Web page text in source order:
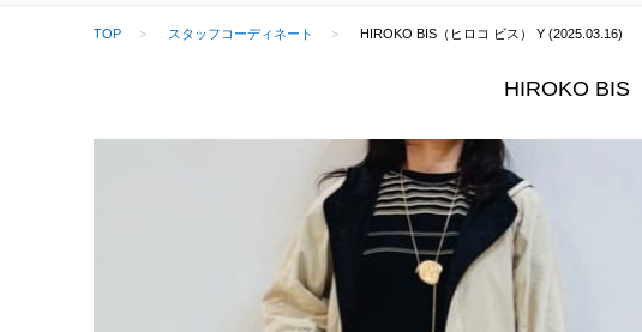
TOP スタッフコーディネート HIROKO BIS（ヒロコ ビス） Y (2025.03.16)
HIROKO BIS